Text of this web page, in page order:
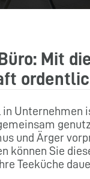
Mit
und Ärger
können Sie
Teeküche